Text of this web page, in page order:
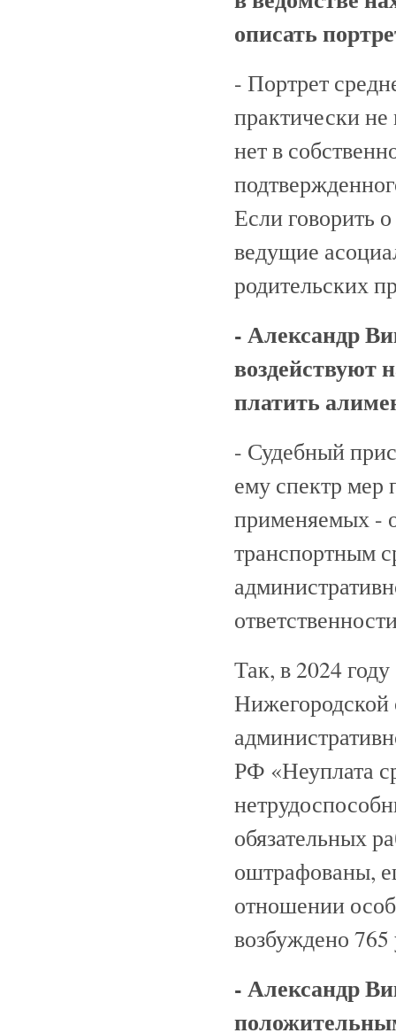
описать
- Портрет
практически
нет в
Если говорить
ведущие
родительских
- Александр
воздействуют
платить
- Судебный
ему спектр мер
применяемых -
транспортным
Так, в 2024
Нижегородской
РФ «Неуплата
обязательных
оштрафованы,
отношении
возбуждено
- Александр